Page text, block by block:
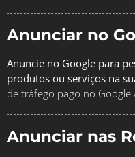
Anunciar no
Anuncie no Google para
produtos ou serviços na
de tráfego pago no Google
Anunciar nas